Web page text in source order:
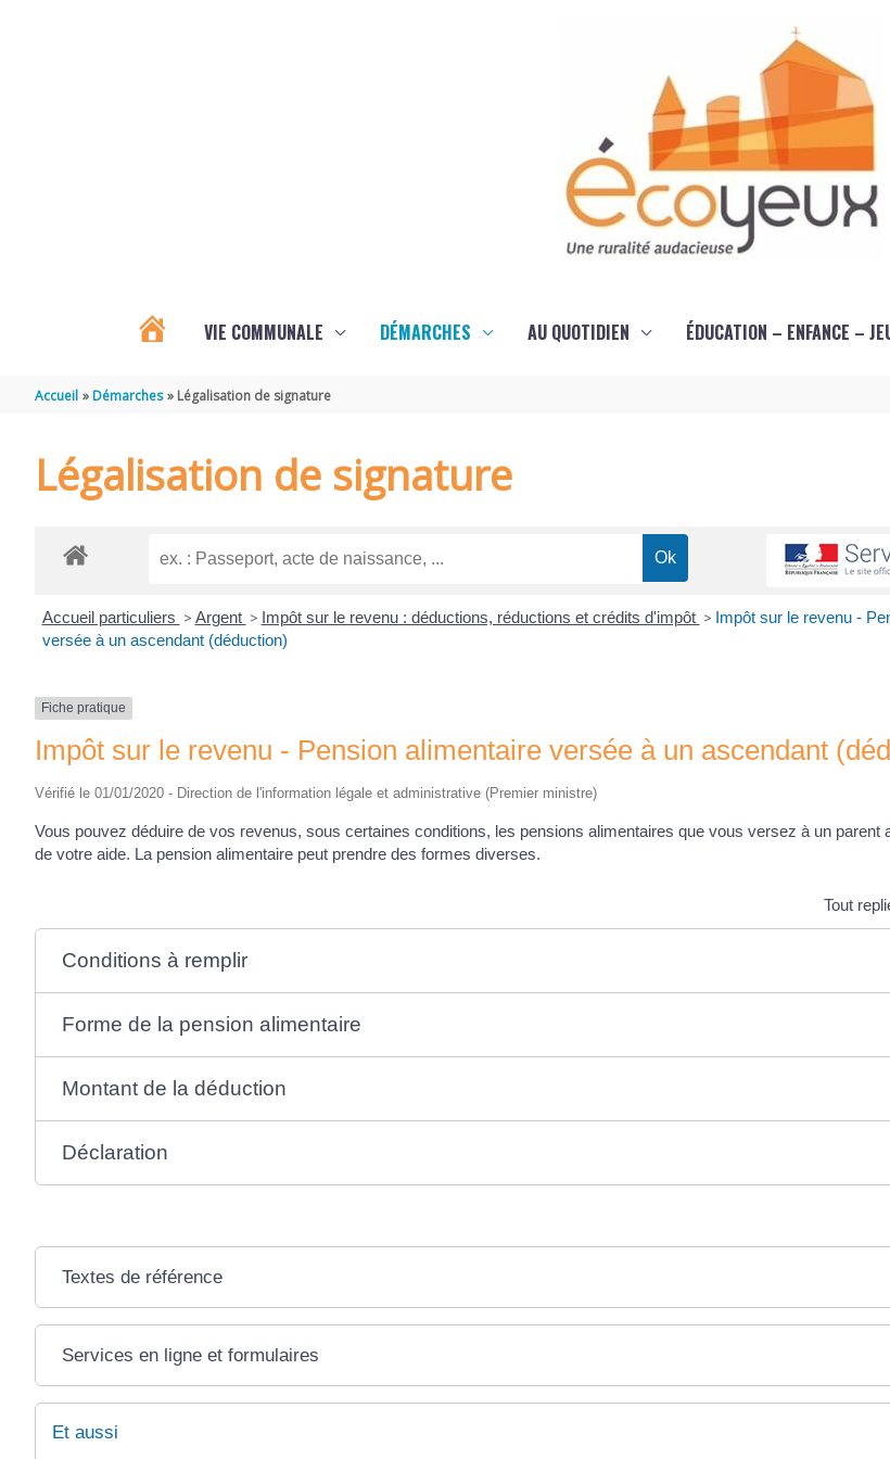
VIE COMMUNALE DÉMARCHES AU QUOTIDIEN ÉDUCATION – ENFANCE –
Accueil Démarches Légalisation de signature
Légalisation de signature
Accueil particuliers > Argent > Impôt sur le revenu : déductions, réductions et crédits d'impôt > Impôt sur le revenu -
versée à un ascendant (déduction)
Fiche pratique
Impôt sur le revenu - Pension alimentaire versée à un ascendant
Vérifié le 01/01/2020 - Direction de l'information légale et administrative (Premier ministre)
Vous pouvez déduire de vos revenus, sous certaines conditions, les pensions alimentaires que vous versez à un parent
de votre aide. La pension alimentaire peut prendre des formes diverses.
Tout
Conditions à remplir
Forme de la pension alimentaire
Montant de la déduction
Déclaration
Textes de référence
Services en ligne et formulaires
Et aussi